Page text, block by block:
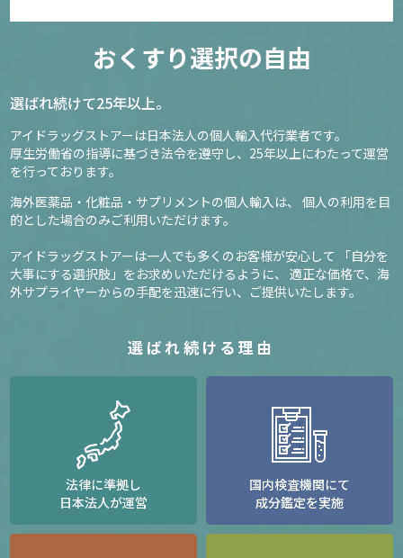
おくすり選択の自由
選ばれ続けて25年以上。
アイドラッグストアーは日本法人の個人輸入代行業者です。
厚生労働省の指導に基づき法令を遵守し、 25年以上にわたって運営
を行っております。
海外医薬品・化粧品・サプリメントの個人輸入は、 個人の利用を目
的とした場合のみご利用いただけます。
アイドラッグストアーは一人でも多くのお客様が安心して
「自分を
大事にする選択肢」をお求めいただけるように、 適正な価格で、海
外サプライヤーからの手配を迅速に行い、ご提供いたします。
選ばれ続ける理由
法律に準拠し
日本法人が運営
国内検査機関にて
成分鑑定を実施